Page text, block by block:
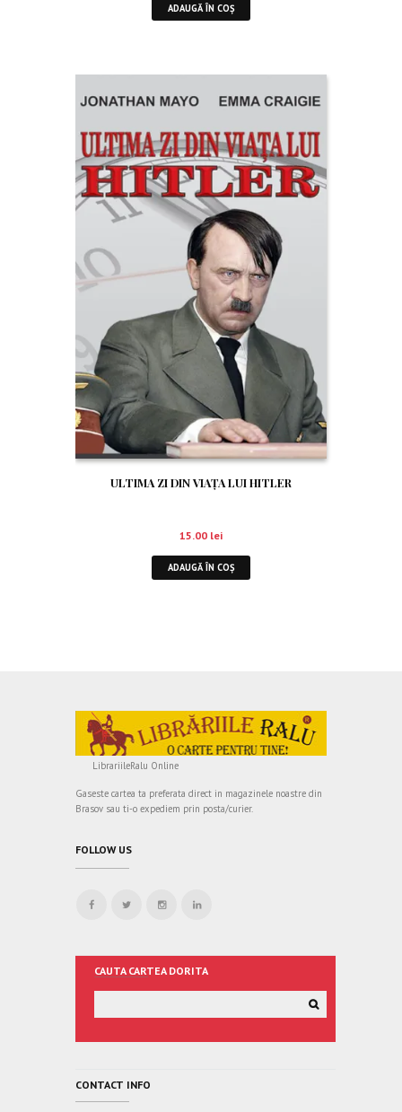
ADAUGĂ ÎN COȘ
ULTIMA ZI DIN VIAȚA LUI HITLER
15.00 lei
ADAUGĂ ÎN COȘ
LibrariileRalu Online
Gaseste cartea ta preferata direct in magazinele noastre din
Brasov sau ti-o expediem prin posta/curier.
FOLLOW US
CAUTA CARTEA DORITA
CONTACT INFO